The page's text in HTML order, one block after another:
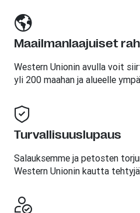
Maailmanlaajuiset
Western Unionin avulla voit
yli 200 maahan ja alueelle
Turvallisuuslupaus
Salauksemme ja petosten
Western Unionin kautta